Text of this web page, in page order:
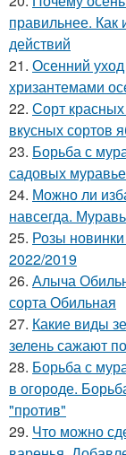
правильнее. Как
действий
21. Осенний
хризантемами
22. Сорт
вкусных сортов
23. Борьба с
садовых
24. Можно ли
навсегда.
25. Розы
2022/2019
26. Алыча
сорта Обильная
27. Какие виды
зелень сажают
28. Борьба с
в огороде.
"против"
29. Что можно